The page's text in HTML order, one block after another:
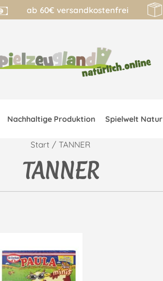
ab 60€ versandkostenfrei
Nachhaltige Produktion Spielwelt Natur
Start / TANNER
TANNER